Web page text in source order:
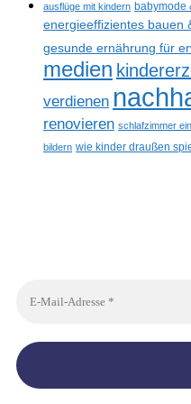
ausflüge mit kindern babymode
energieeffizientes bauen
gesunde ernährung für
medien
verdienen
renovieren schlafzimmer
bildern wie kinder draußen